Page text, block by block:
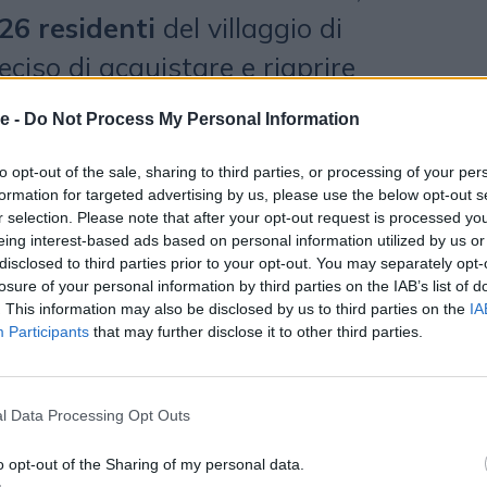
- Do Not Process My Personal Information
opt-out of the sale, sharing to third parties, or processing of your
for targeted advertising by us, please use the below opt-out
selection. Please note that after your opt-out request is processed
interest-based ads based on personal information utilized by us
to third parties prior to your opt-out. You may separately
of your personal information by third parties on the IAB’s list of
This information may also be disclosed by us to third parties on the
Participants that may further disclose it to other third parties.
Data Processing Opt Outs
opt-out of the Sharing of my personal data.
26 residenti del villaggio di
di acquistare e riaprire
evitarne la chiusura. Quando la
la comunità si è organizzata per
il nuovo nomeStreet Bar.
dell'iniziativa, è
formazione e
attraverso la piattaforma
.
in un contesto più ampio:
2.100 pubtra il2005